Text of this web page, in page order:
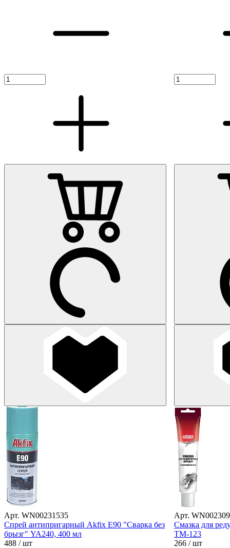
Арт. WN00231535
Спрей антипригарный Akfix E90 "Сварка без
брызг" YA240, 400 мл
488 / шт
Арт.
Cмазка для
ТМ-123
266 / шт